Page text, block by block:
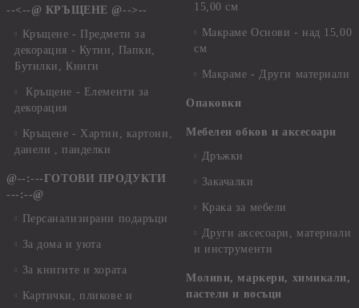
--<--@ КРЪЩЕНЕ @-->--
Кръщене - Предмети за
декорация - Кутии, Папки,
Бутилки, Книги
Кръщене - Елементи за
декорация
Кръщене - Хартии, картони,
данели , панделки
@--:---ГОТОВИ ПРОДУКТИ
---:--@
Персанализирани подаръци
За дома и уюта
За книгите и хората
Картички, пликове и
15,00 см
Макраме Основи - над 15,00
см
Макраме - Други материали
Опаковки
Мебелен обков и аксесоари
Дръжки
Закачалки
Крака за мебели
Други аксесоари, материали
и инструменти
Моливи, маркери, химикали,
пастели и восъци